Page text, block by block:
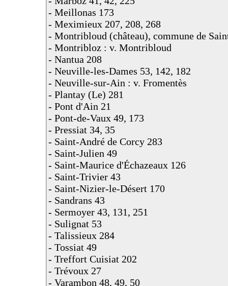
- Meillonas 173
- Meximieux 207, 208, 268
- Montribloud (château), commune de
- Montribloz : v. Montribloud
- Nantua 208
- Neuville-les-Dames 53, 142, 182
- Neuville-sur-Ain : v. Fromentès
- Plantay (Le) 281
- Pont d'Ain 21
- Pont-de-Vaux 49, 173
- Pressiat 34, 35
- Saint-André de Corcy 283
- Saint-Julien 49
- Saint-Maurice d'Échazeaux 126
- Saint-Trivier 43
- Saint-Nizier-le-Désert 170
- Sandrans 43
- Sermoyer 43, 131, 251
- Sulignat 53
- Talissieux 284
- Tossiat 49
- Treffort Cuisiat 202
- Trévoux 27
- Varambon 48, 49, 50